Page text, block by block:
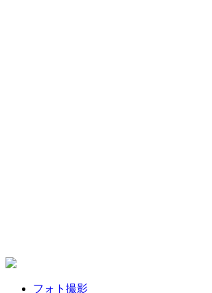
フォト撮影